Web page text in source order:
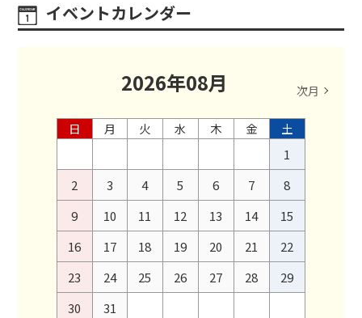
イベントカレンダー
2026年08月 次月
日 月 火 水 木 金
土
1
2
3 4 5 6 7
8
9
10 11 12 13 14
15
16
17 18 19 20 21
22
23
24 25 26 27 28
29
30
31